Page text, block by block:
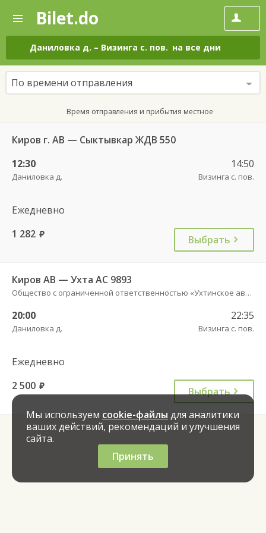
—
Поиск
и
покупка
билетов
на
автобус
онлайн
Bilet.do
Даниловка д. – Визинга с. пов. на все дни
По времени отправления
Время отправления и прибытия местное
Киров г. АВ — Сыктывкар ЖДВ 550
12:30
Даниловка д.
14:50
Визинга с. пов.
Ежедневно
1 282 руб. Выбрать
Киров АВ — Ухта АС 9893
Общество с ограниченной ответственностью «Ухтинское автотранспортное предприятие»
20:00
Даниловка д.
22:35
Визинга с. пов.
Ежедневно
2 500 руб.
Выбрать
Мы используем cookie-файлы для аналитики
ваших действий, рекомендаций и улучшения
сайта.
Принять